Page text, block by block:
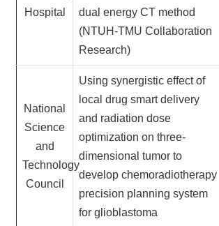
Hospital
dual energy CT method
(NTUH-TMU Collaboration
Research)
National
Science
and
Technology
Council
Using synergistic effect of
local drug smart delivery
and radiation dose
optimization on three-
dimensional tumor to
develop chemoradiotherapy
precision planning system
for glioblastoma